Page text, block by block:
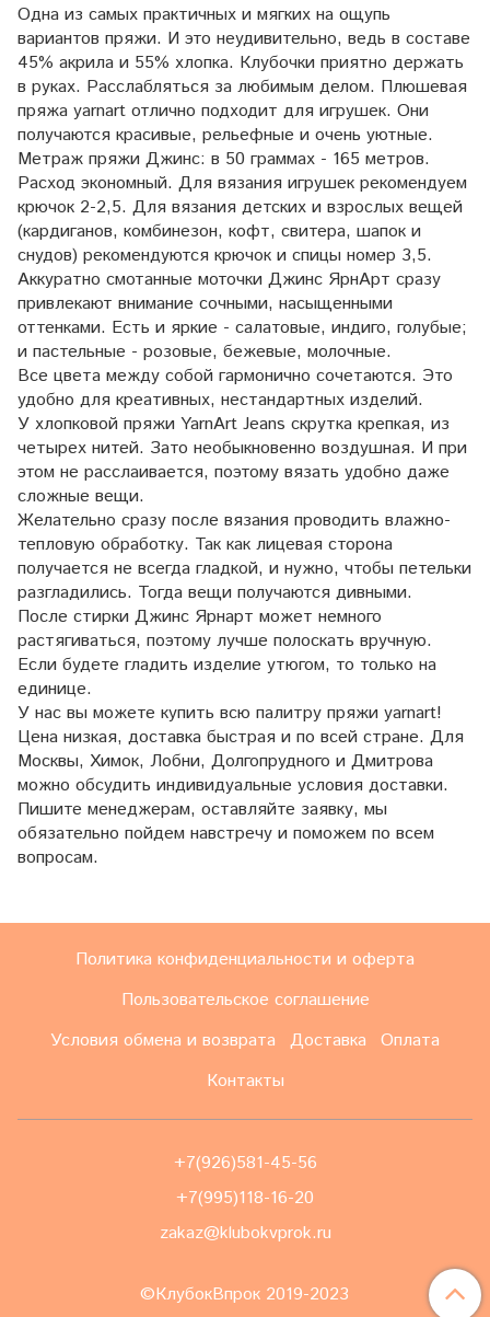
Одна из самых практичных и мягких на ощупь
вариантов пряжи. И это неудивительно, ведь в составе
45% акрила и 55% хлопка. Клубочки приятно держать
в руках. Расслабляться за любимым делом. Плюшевая
пряжа yarnart отлично подходит для игрушек. Они
получаются красивые, рельефные и очень уютные.
Метраж пряжи Джинс: в 50 граммах - 165 метров.
Расход экономный. Для вязания игрушек рекомендуем
крючок 2-2,5. Для вязания детских и взрослых вещей
(кардиганов, комбинезон, кофт, свитера, шапок и
снудов) рекомендуются крючок и спицы номер 3,5.
Аккуратно смотанные моточки Джинс ЯрнАрт сразу
привлекают внимание сочными, насыщенными
оттенками. Есть и яркие - салатовые, индиго, голубые;
и пастельные - розовые, бежевые, молочные.
Все цвета между собой гармонично сочетаются. Это
удобно для креативных, нестандартных изделий.
У хлопковой пряжи YarnArt Jeans скрутка крепкая, из
четырех нитей. Зато необыкновенно воздушная. И при
этом не расслаивается, поэтому вязать удобно даже
сложные вещи.
Желательно сразу после вязания проводить влажно-
тепловую обработку. Так как лицевая сторона
получается не всегда гладкой, и нужно, чтобы петельки
разгладились. Тогда вещи получаются дивными.
После стирки Джинс Ярнарт может немного
растягиваться, поэтому лучше полоскать вручную.
Если будете гладить изделие утюгом, то только на
единице.
У нас вы можете купить всю палитру пряжи yarnart!
Цена низкая, доставка быстрая и по всей стране. Для
Москвы, Химок, Лобни, Долгопрудного и Дмитрова
можно обсудить индивидуальные условия доставки.
Пишите менеджерам, оставляйте заявку, мы
обязательно пойдем навстречу и поможем по всем
вопросам.
Политика конфиденциальности и оферта
Пользовательское соглашение
Условия обмена и возврата
Доставка
Оплата
Контакты
+7(926)581-45-56
+7(995)118-16-20
zakaz@klubokvprok.ru
©КлубокВпрок 2019-2023